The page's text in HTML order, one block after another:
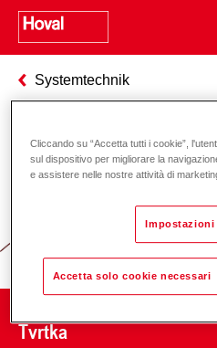
Systemtechnik
Odgovornost za
Tvrtka
Cliccando su “Accetta tutti i cookie”,
sul dispositivo per migliorare la
e assistere nelle nostre attività di
Impostazioni
Accetta solo cookie necessari